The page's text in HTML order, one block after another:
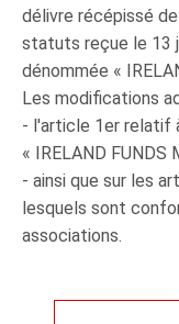
délivre récépissé
statuts reçue le 13
dénommée «
Les modifications
- l'article 1er relatif
« IRELAND FUNDS
- ainsi que sur les
lesquels sont
associations.